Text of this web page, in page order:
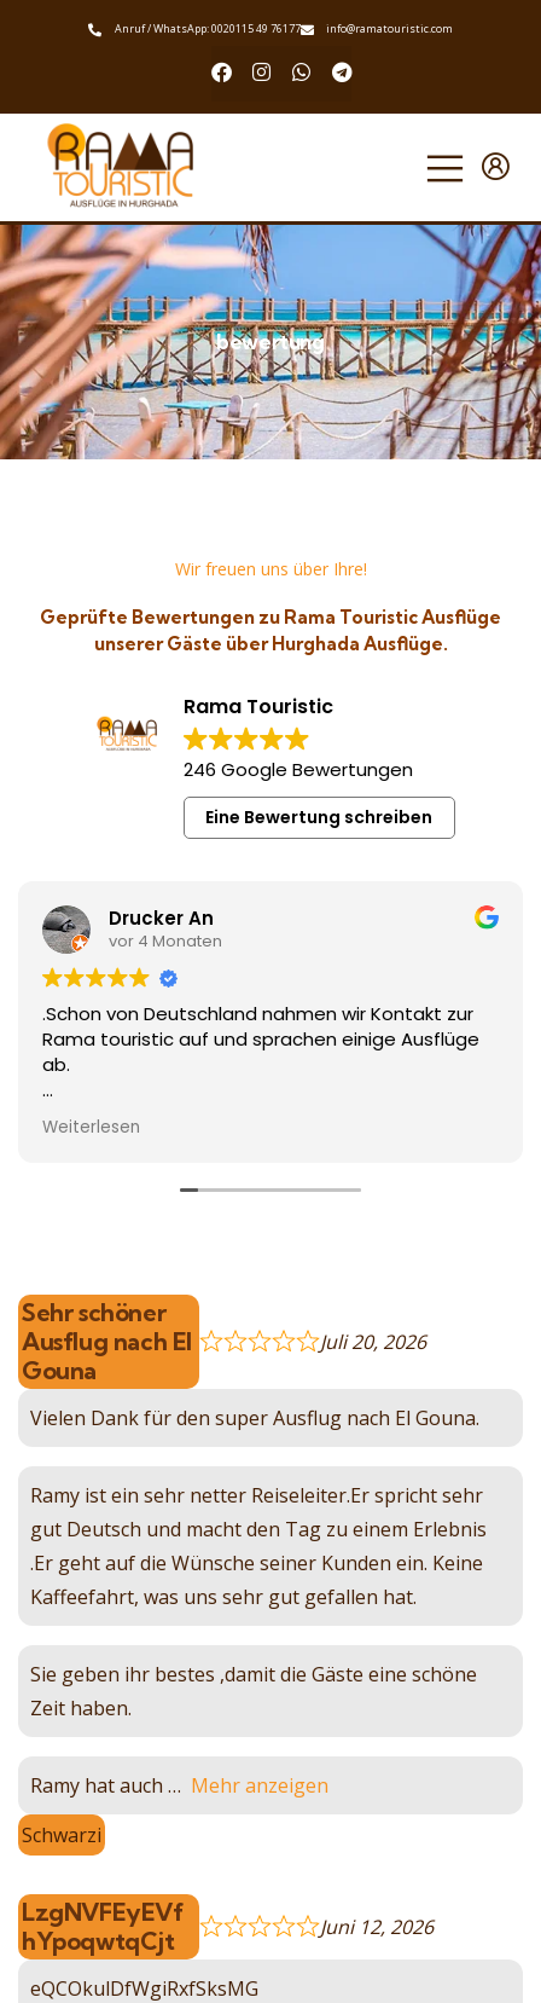
Anruf / WhatsApp: 0020115 49 76177 info@ramatouristic.com
bewertung
Wir freuen uns über Ihre!
Geprüfte Bewertungen zu Rama Touristic Ausflüge
unserer Gäste über Hurghada Ausflüge.
Rama Touristic
246 Google Bewertungen
Eine Bewertung schreiben
Drucker An
vor 4 Monaten
.Schon von Deutschland nahmen wir Kontakt zur
Rama touristic auf und sprachen einige Ausflüge
Vor Ort wurde auf unsere Wünsche eingegangen.
Unternehmen absolut weiter empfehlen.
Grüße und vielen Dank an Ramy und sein Team für
ihre Bemühungen.
M&M aus Deutschland
Weiterlesen
Sehr schöner
Ausflug nach El
Gouna
Juli 20, 2026
Vielen Dank für den super Ausflug nach El Gouna.
Ramy ist ein sehr netter Reiseleiter.Er spricht sehr
gut Deutsch und macht den Tag zu einem Erlebnis
.Er geht auf die Wünsche seiner Kunden ein. Keine
Kaffeefahrt, was uns sehr gut gefallen hat.
Sie geben ihr bestes ,damit die Gäste eine schöne
Zeit haben.
Ramy hat auch
Mehr anzeigen
Schwarzi
LzgNVFEyEVf
hYpoqwtqCjt
Juni 12, 2026
eQCOkulDfWgiRxfSksMG